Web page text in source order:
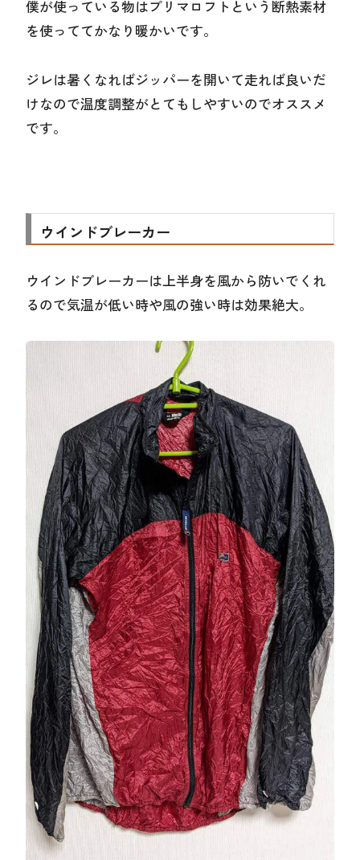
僕が使っている物はプリマロフトという断熱素材
を使っててかなり暖かいです。
ジレは暑くなればジッパーを開いて走れば良いだ
けなので温度調整がとてもしやすいのでオススメ
です。
ウインドブレーカー
ウインドブレーカーは上半身を風から防いでくれ
るので気温が低い時や風の強い時は効果絶大。